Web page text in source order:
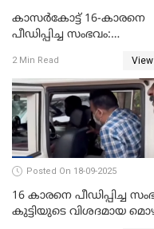
കാസർകോട്ട് 16-കാരനെ
പീഡിപ്പിച്ച സംഭവം:
ഇടപാടുകൾ നടന്നതായി
പൊലീസ്
2 Min Read View
Posted On 18-09-2025
16 കാരനെ പീഡിപ്പിച്ച
കുട്ടിയുടെ വിശദമായ